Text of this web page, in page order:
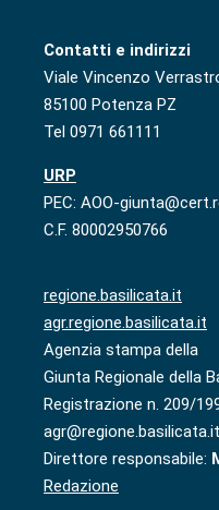
Contatti e indirizzi
Viale Vincenzo
85100 Potenza PZ
Tel 0971 661111
URP
PEC: AOO-
C.F. 80002950766
regione.basilicata.it
agr.regione.basilicata.it
Agenzia stampa della
Giunta Regionale della
Registrazione n. 209/
agr@regione.basilicata.it
Direttore responsabile:
Redazione